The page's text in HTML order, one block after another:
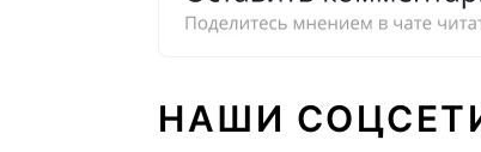
НАШИ